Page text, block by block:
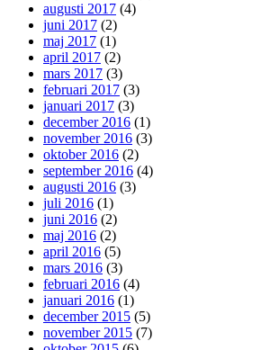
augusti 2017 (4)
juni 2017 (2)
maj 2017 (1)
april 2017 (2)
mars 2017 (3)
februari 2017 (3)
januari 2017 (3)
december 2016 (1)
november 2016 (3)
oktober 2016 (2)
september 2016 (4)
augusti 2016 (3)
juli 2016 (1)
juni 2016 (2)
maj 2016 (2)
april 2016 (5)
mars 2016 (3)
februari 2016 (4)
januari 2016 (1)
december 2015 (5)
november 2015 (7)